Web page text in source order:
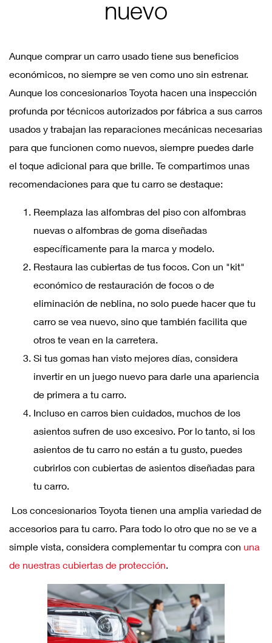
nuevo
Aunque comprar un carro usado tiene sus beneficios
económicos, no siempre se ven como uno sin estrenar.
Aunque los concesionarios Toyota hacen una inspección
profunda por técnicos autorizados por fábrica a sus carros
usados ​​y trabajan las reparaciones mecánicas necesarias
para que funcionen como nuevos, siempre puedes darle
el toque adicional para que brille. Te compartimos unas
recomendaciones para que tu carro se destaque:
Reemplaza las alfombras del piso con alfombras
nuevas o alfombras de goma diseñadas
específicamente para la marca y modelo.
Restaura las cubiertas de tus focos. Con un "kit"
económico de restauración de focos o de
eliminación de neblina, no solo puede hacer que tu
carro se vea nuevo, sino que también facilita que
otros te vean en la carretera.
Si tus gomas han visto mejores días, considera
invertir en un juego nuevo para darle una apariencia
de primera a tu carro.
Incluso en carros bien cuidados, muchos de los
asientos sufren de uso excesivo. Por lo tanto, si los
asientos de tu carro no están a tu gusto, puedes
cubrirlos con cubiertas de asientos diseñadas para
tu carro.
Los concesionarios Toyota tienen una amplia variedad de
accesorios para tu carro. Para todo lo otro que no se ve a
simple vista, considera complementar tu compra con una
de nuestras cubiertas de protección.